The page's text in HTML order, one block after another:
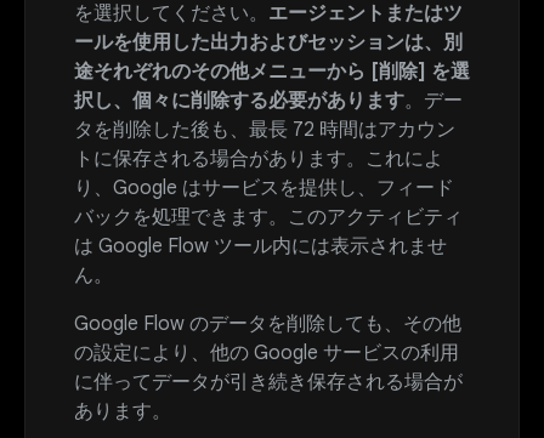
を選択してください。 エージェントまたはツ
ールを使用した出力およびセッションは、別
途それぞれのその他メニューから [削除] を選
択し、個々に削除する必要があります。デー
タを削除した後も、最長 72 時間はアカウン
トに保存される場合があります。これによ
り、Google はサービスを提供し、フィード
バックを処理できます。このアクティビティ
は Google Flow ツール内には表示されませ
ん。
Google Flow のデータを削除しても、その他
の設定により、他の Google サービスの利用
に伴ってデータが引き続き保存される場合が
あります。